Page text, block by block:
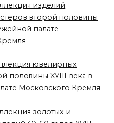
изделий
второй половины
палате
ювелирных
половины XVIII века в
Московского Кремля
золотых и